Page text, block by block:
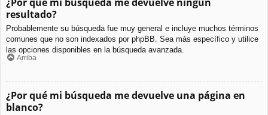
resultado?
Probablemente su búsqueda fue muy general e incluye muchos términos
comunes que no son indexados por phpBB. Sea más específico y utilice
las opciones disponibles en la búsqueda avanzada.
Arriba
¿Por qué mi búsqueda me devuelve una página en
blanco?